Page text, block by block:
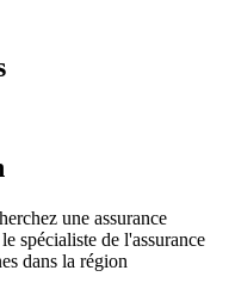
une assurance
spécialiste de l'assurance
dans la région